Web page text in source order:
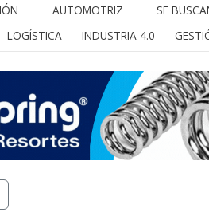
AUTOMOTRIZ SE
LOGÍSTICA INDUSTRIA 4.0